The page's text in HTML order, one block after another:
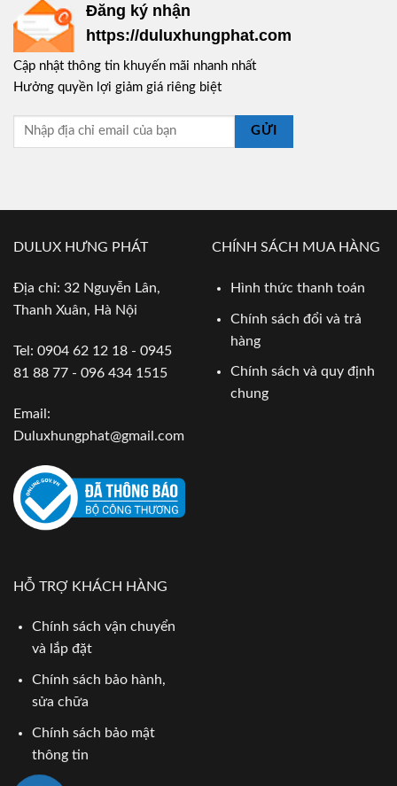
Đăng ký nhận
https://duluxhungphat.com
Cập nhật thông tin khuyến mãi nhanh nhất
Hưởng quyền lợi giảm giá riêng biệt
GỬI
DULUX HƯNG PHÁT
Địa chỉ: 32 Nguyễn Lân,
Thanh Xuân, Hà Nội
Tel: 0904 62 12 18 - 0945
81 88 77 - 096 434 1515
Email:
Duluxhungphat@gmail.com
CHÍNH SÁCH MUA HÀNG
Hình thức thanh toán
Chính sách đổi và trả
hàng
Chính sách và quy định
chung
HỖ TRỢ KHÁCH HÀNG
Chính sách vận chuyển
và lắp đặt
Chính sách bảo hành,
sửa chữa
Chính sách bảo mật
thông tin